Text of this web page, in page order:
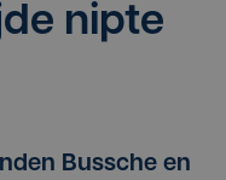
nip­te
Bussche en